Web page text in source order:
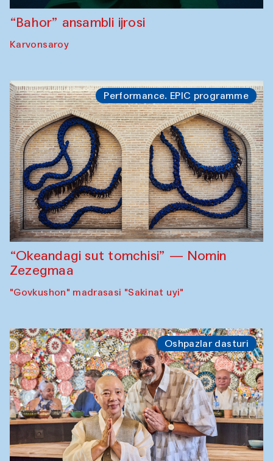
“Bahor” ansambli ijrosi
Karvonsaroy
Performance. EPIC programme
“Okeandagi sut tomchisi” — Nomin
Zezegmaa
"Govkushon" madrasasi "Sakinat uyi"
Oshpazlar dasturi